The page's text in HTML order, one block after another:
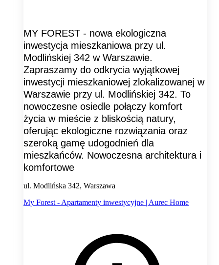
MY FOREST - nowa ekologiczna
inwestycja mieszkaniowa przy ul.
Modlińskiej 342 w Warszawie.
Zapraszamy do odkrycia wyjątkowej
inwestycji mieszkaniowej zlokalizowanej w
Warszawie przy ul. Modlińskiej 342. To
nowoczesne osiedle połączy komfort
życia w mieście z bliskością natury,
oferując ekologiczne rozwiązania oraz
szeroką gamę udogodnień dla
mieszkańców. Nowoczesna architektura i
komfortowe
ul. Modlińska 342, Warszawa
My Forest - Apartamenty inwestycyjne | Aurec Home